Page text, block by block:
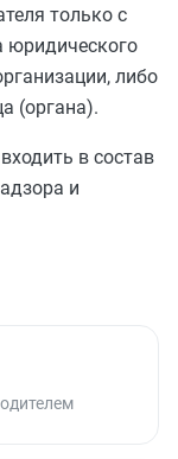
только с
юридического
либо
(органа).
в состав
и